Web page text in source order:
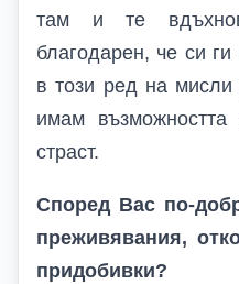
там и те
благодарен, че си
в този ред на
имам
страст.
Според Вас по-
преживявания,
придобивки?